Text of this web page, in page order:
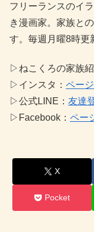
フリーランスのイ
き漫画家。家族と
す。毎週月曜8時更
▷ねこくろの家族紹
▷インスタ： ペー
▷公式LINE： 友達
▷Facebook： ペー
X
Pocket